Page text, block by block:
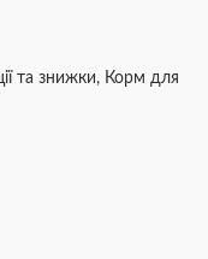
та знижки, Корм для